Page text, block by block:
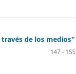
de los medios”
147 - 155